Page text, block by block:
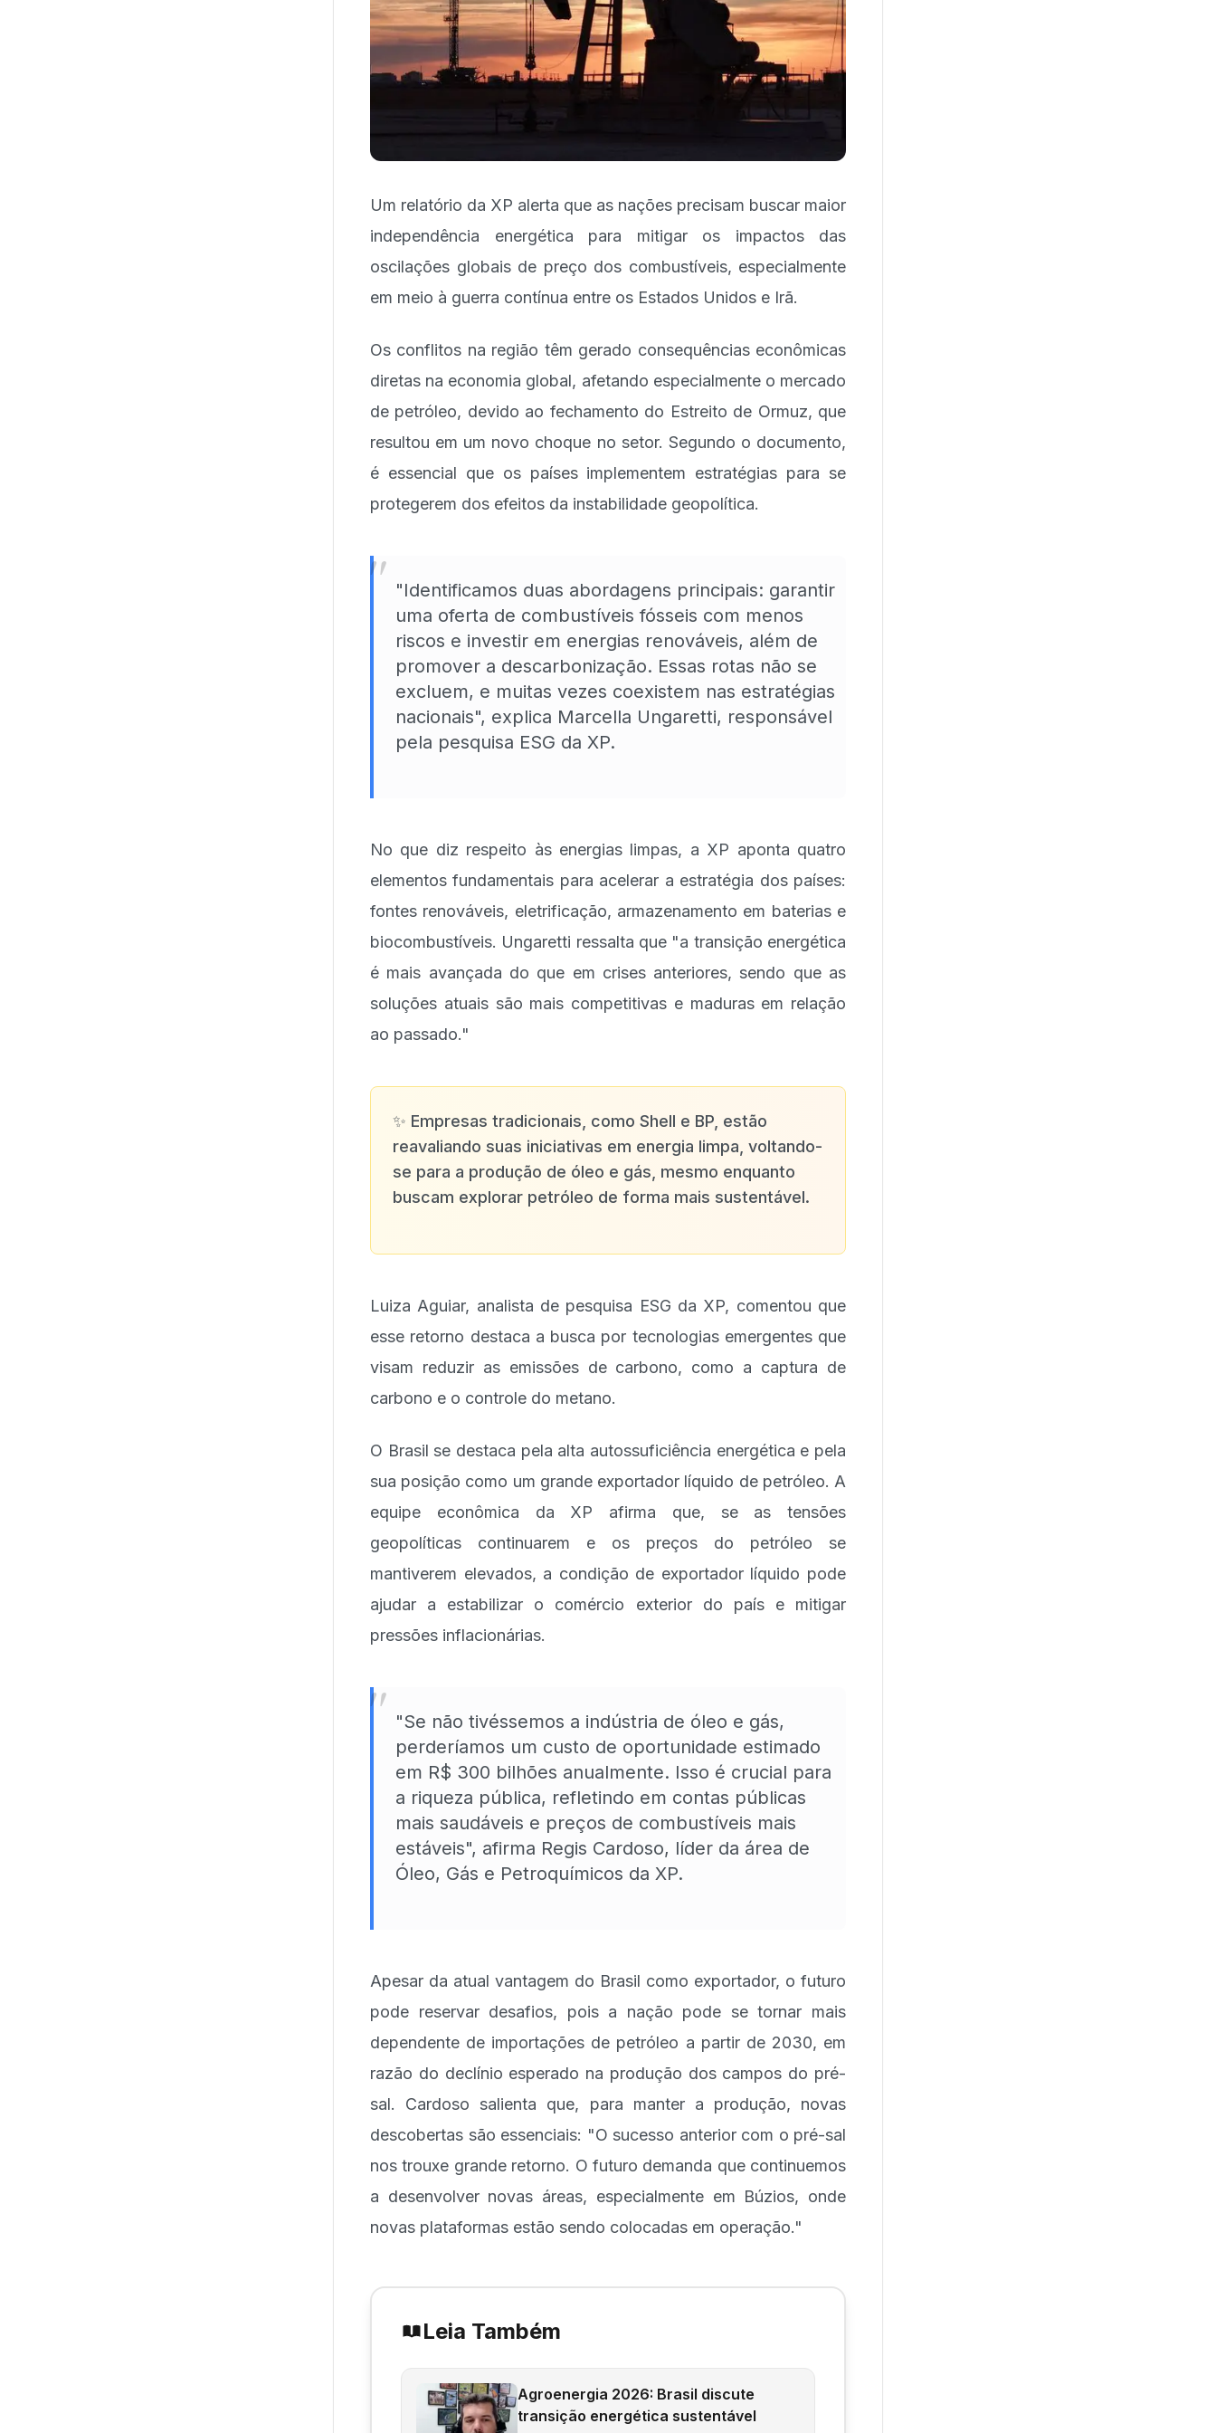
Um relatório da XP alerta que as nações precisam buscar maior
independência energética para mitigar os impactos das
oscilações globais de preço dos combustíveis, especialmente
em meio à guerra contínua entre os Estados Unidos e Irã.
Os conflitos na região têm gerado consequências econômicas
diretas na economia global, afetando especialmente o mercado
de petróleo, devido ao fechamento do Estreito de Ormuz, que
resultou em um novo choque no setor. Segundo o documento,
é essencial que os países implementem estratégias para se
protegerem dos efeitos da instabilidade geopolítica.
" "Identificamos duas abordagens principais: garantir
uma oferta de combustíveis fósseis com menos
riscos e investir em energias renováveis, além de
promover a descarbonização. Essas rotas não se
excluem, e muitas vezes coexistem nas estratégias
nacionais", explica Marcella Ungaretti, responsável
pela pesquisa ESG da XP.
No que diz respeito às energias limpas, a XP aponta quatro
elementos fundamentais para acelerar a estratégia dos países:
fontes renováveis, eletrificação, armazenamento em baterias e
biocombustíveis. Ungaretti ressalta que "a transição energética
é mais avançada do que em crises anteriores, sendo que as
soluções atuais são mais competitivas e maduras em relação
ao passado."
✨ Empresas tradicionais, como Shell e BP, estão
reavaliando suas iniciativas em energia limpa, voltando-
se para a produção de óleo e gás, mesmo enquanto
buscam explorar petróleo de forma mais sustentável.
Luiza Aguiar, analista de pesquisa ESG da XP, comentou que
esse retorno destaca a busca por tecnologias emergentes que
visam reduzir as emissões de carbono, como a captura de
carbono e o controle do metano.
O Brasil se destaca pela alta autossuficiência energética e pela
sua posição como um grande exportador líquido de petróleo. A
equipe econômica da XP afirma que, se as tensões
geopolíticas continuarem e os preços do petróleo se
mantiverem elevados, a condição de exportador líquido pode
ajudar a estabilizar o comércio exterior do país e mitigar
pressões inflacionárias.
" "Se não tivéssemos a indústria de óleo e gás,
perderíamos um custo de oportunidade estimado
em R$ 300 bilhões anualmente. Isso é crucial para
a riqueza pública, refletindo em contas públicas
mais saudáveis e preços de combustíveis mais
estáveis", afirma Regis Cardoso, líder da área de
Óleo, Gás e Petroquímicos da XP.
Apesar da atual vantagem do Brasil como exportador, o futuro
pode reservar desafios, pois a nação pode se tornar mais
dependente de importações de petróleo a partir de 2030, em
razão do declínio esperado na produção dos campos do pré-
sal. Cardoso salienta que, para manter a produção, novas
descobertas são essenciais: "O sucesso anterior com o pré-sal
nos trouxe grande retorno. O futuro demanda que continuemos
a desenvolver novas áreas, especialmente em Búzios, onde
novas plataformas estão sendo colocadas em operação."
Leia Também
Agroenergia 2026: Brasil discute
transição energética sustentável